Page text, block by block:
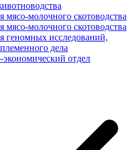
мясо-молочного скотоводства
мясо-молочного скотоводства
геномных исследований,
дела
отдел